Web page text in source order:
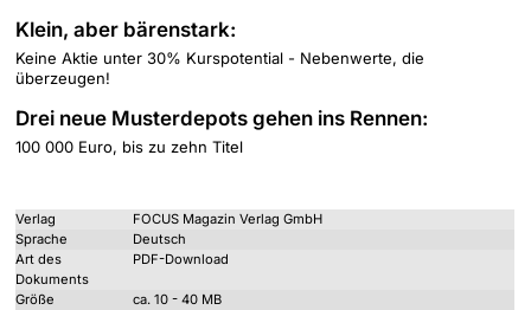
Klein, aber bärenstark:
Keine Aktie unter 30% Kurspotential - Nebenwerte, die
überzeugen!
Drei neue Musterdepots gehen ins Rennen:
100 000 Euro, bis zu zehn Titel
Verlag
FOCUS Magazin Verlag GmbH
Sprache
Deutsch
Art des
Dokuments
PDF-Download
Größe
ca. 10 - 40 MB